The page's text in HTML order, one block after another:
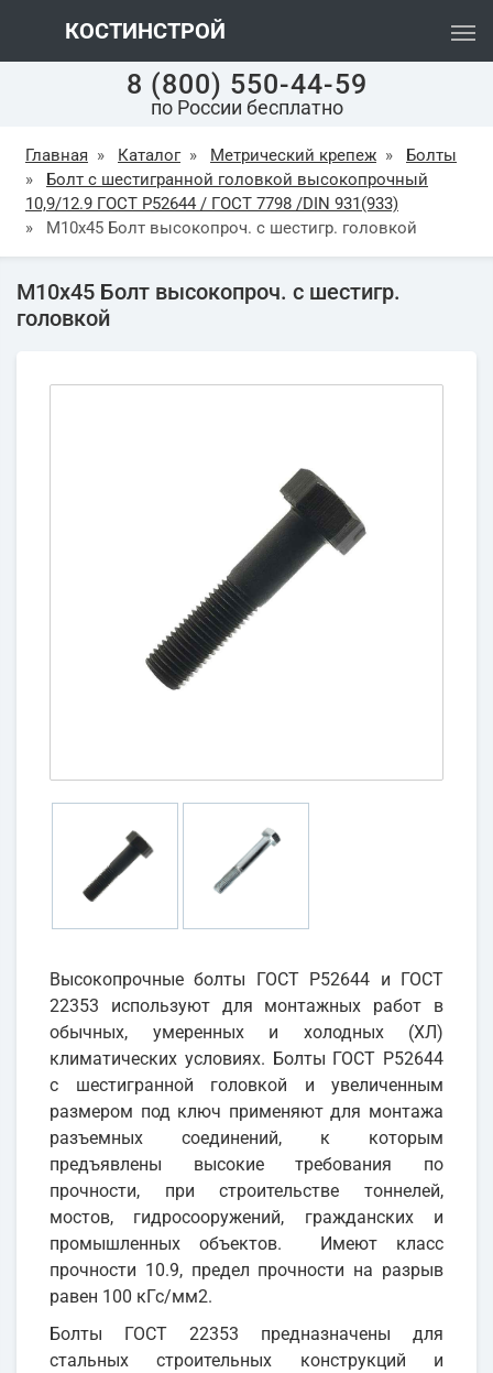
КОСТИНСТРОЙ
8 (800) 550-44-59
по России бесплатно
Главная » Каталог » Метрический крепеж »
Болты
»
Болт с шестигранной головкой высокопрочный
10,9/12.9 ГОСТ Р52644 / ГОСТ 7798 /DIN 931(933)
»
М10х45 Болт высокопроч. с шестигр. головкой
М10х45 Болт высокопроч. с шестигр.
головкой
Высокопрочные болты ГОСТ Р52644 и ГОСТ
22353 используют для монтажных работ в
обычных, умеренных и холодных (ХЛ)
климатических условиях. Болты ГОСТ Р52644
с шестигранной головкой и увеличенным
размером под ключ применяют для монтажа
разъемных соединений, к которым
предъявлены высокие требования по
прочности, при строительстве тоннелей,
мостов, гидросооружений, гражданских и
промышленных объектов. Имеют класс
прочности 10.9, предел прочности на разрыв
равен 100 кГс/мм2.
Болты ГОСТ 22353 предназначены для
стальных строительных конструкций и